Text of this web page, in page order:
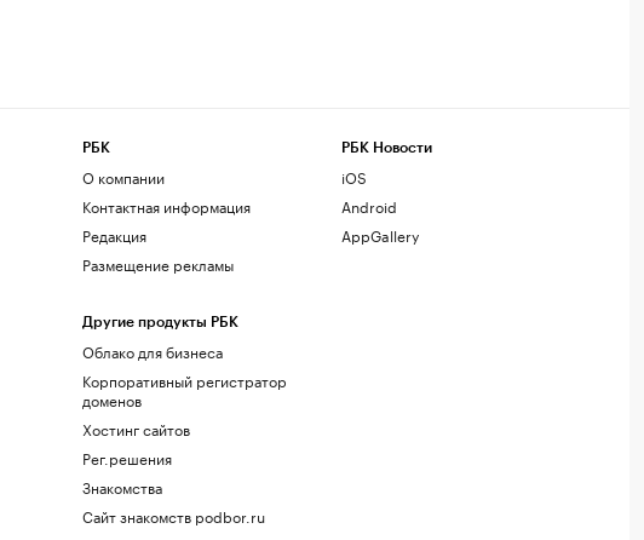
РБК
О компании
Контактная информация
Редакция
Размещение рекламы
Другие продукты РБК
Облако для бизнеса
Корпоративный регистратор
доменов
Хостинг сайтов
Рег.решения
Знакомства
Сайт знакомств podbor.ru
РБК Новости
iOS
Android
AppGallery